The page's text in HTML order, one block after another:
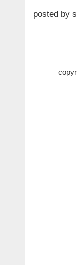
posted by